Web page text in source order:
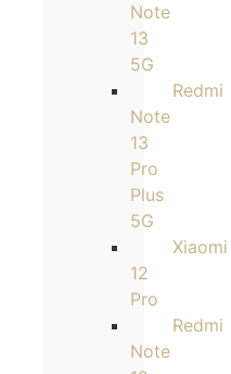
Note
13
5G
Redmi
Note
13
Pro
Plus
5G
Xiaomi
12
Pro
Redmi
Note